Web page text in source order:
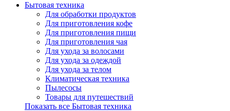
Бытовая техника
Для обработки продуктов
Для приготовления кофе
Для приготовления пищи
Для приготовления чая
Для ухода за волосами
Для ухода за одеждой
Для ухода за телом
Климатическая техника
Пылесосы
Товары для путешествий
Показать все Бытовая техника